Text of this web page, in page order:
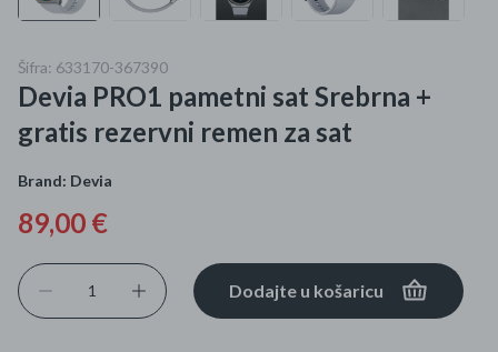
Čišćenje zaliha
Kišobrani akcija
Ograničena cijena
Roba s greškom
Šifra: 633170-367390
Devia PRO1 pametni sat Srebrna +
gratis rezervni remen za sat
Brand: Devia
89,00 €
Dodajte u košaricu